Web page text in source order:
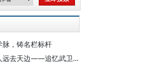
，铸名栏标杆
张耀铭：风吹故人远去天边——追忆武卫华